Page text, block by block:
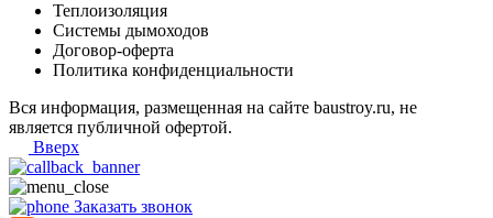
Теплоизоляция
Системы дымоходов
Договор-оферта
Политика конфиденциальности
Вся информация, размещенная на сайте baustroy.ru, не
является публичной офертой.
Вверх
Заказать звонок